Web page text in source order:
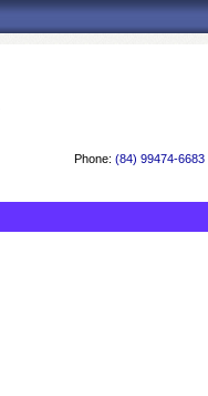
Phone: (84) 99474-6683